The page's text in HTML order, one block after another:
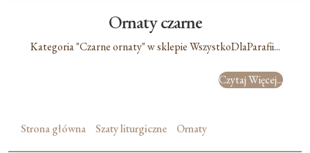
Kontakt
Ornaty czarne
Kategoria "Czarne ornaty" w sklepie WszystkoDlaParafii...
Czytaj Więcej...
Strona główna Szaty liturgiczne Ornaty